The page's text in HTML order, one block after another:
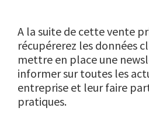
A la suite de cette vente
récupérerez les données
mettre en place une
informer sur toutes les
entreprise et leur faire
pratiques.